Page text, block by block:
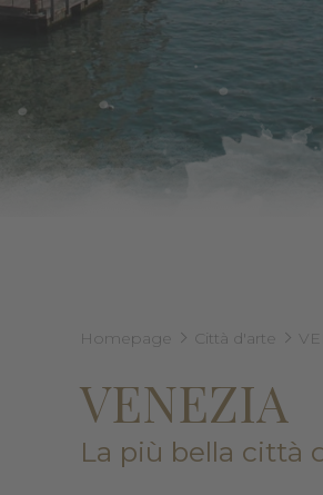
Homepage Città d'arte
VENEZIA
La più bella città